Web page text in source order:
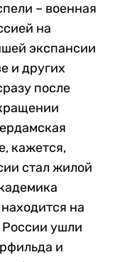
– военная
на
экспансии
и других
после
кажется,
стал жилой
на
ушли
и